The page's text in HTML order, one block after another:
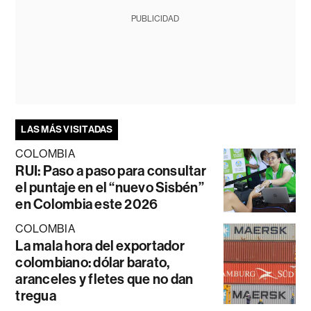
PUBLICIDAD
LAS MÁS VISITADAS
COLOMBIA
RUI: Paso a paso para consultar
el puntaje en el “nuevo Sisbén”
en Colombia este 2026
COLOMBIA
La mala hora del exportador
colombiano: dólar barato,
aranceles y fletes que no dan
tregua